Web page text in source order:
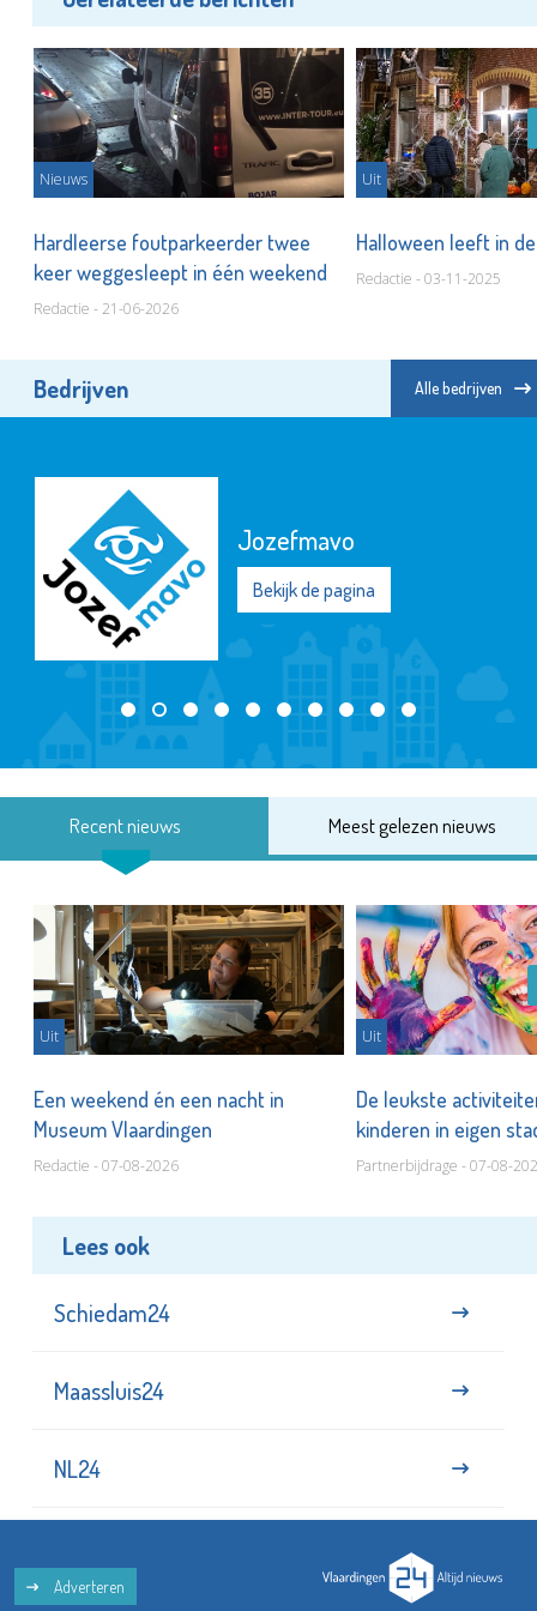
Nieuws
Hardleerse foutparkeerder twee
keer weggesleept in één weekend
Redactie - 21-06-2026
Uit
Halloween leeft in
Redactie - 03-11-2025
Bedrijven Alle bedrijven
Jozefmavo
Bekijk de pagina
Recent nieuws Meest gelezen nieuws
Uit
Een weekend én een nacht in
Museum Vlaardingen
Redactie - 07-08-2026
Uit
De leukste
kinderen in eigen
Partnerbijdrage - 07-08-
Lees ook
Schiedam24
Maassluis24
NL24
Adverteren